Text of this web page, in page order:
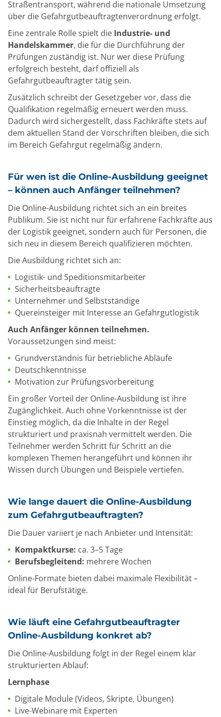
Straßentransport, während die nationale Umsetzung
über die Gefahrgutbeauftragtenverordnung erfolgt.
Eine zentrale Rolle spielt die Industrie- und
Handelskammer, die für die Durchführung der
Prüfungen zuständig ist. Nur wer diese Prüfung
erfolgreich besteht, darf offiziell als
Gefahrgutbeauftragter tätig sein.
Zusätzlich schreibt der Gesetzgeber vor, dass die
Qualifikation regelmäßig erneuert werden muss.
Dadurch wird sichergestellt, dass Fachkräfte stets auf
dem aktuellen Stand der Vorschriften bleiben, die sich
im Bereich Gefahrgut regelmäßig ändern.
Für wen ist die Online-Ausbildung geeignet
– können auch Anfänger teilnehmen?
Die Online-Ausbildung richtet sich an ein breites
Publikum. Sie ist nicht nur für erfahrene Fachkräfte aus
der Logistik geeignet, sondern auch für Personen, die
sich neu in diesem Bereich qualifizieren möchten.
Die Ausbildung richtet sich an:
Logistik- und Speditionsmitarbeiter
Sicherheitsbeauftragte
Unternehmer und Selbstständige
Quereinsteiger mit Interesse an Gefahrgutlogistik
Auch Anfänger können teilnehmen.
Voraussetzungen sind meist:
Grundverständnis für betriebliche Abläufe
Deutschkenntnisse
Motivation zur Prüfungsvorbereitung
Ein großer Vorteil der Online-Ausbildung ist ihre
Zugänglichkeit. Auch ohne Vorkenntnisse ist der
Einstieg möglich, da die Inhalte in der Regel
strukturiert und praxisnah vermittelt werden. Die
Teilnehmer werden Schritt für Schritt an die
komplexen Themen herangeführt und können ihr
Wissen durch Übungen und Beispiele vertiefen.
Wie lange dauert die Online-Ausbildung
zum Gefahrgutbeauftragten?
Die Dauer variiert je nach Anbieter und Intensität:
Kompaktkurse: ca. 3–5 Tage
Berufsbegleitend: mehrere Wochen
Online-Formate bieten dabei maximale Flexibilität –
ideal für Berufstätige.
Wie läuft eine Gefahrgutbeauftragter
Online-Ausbildung konkret ab?
Die Online-Ausbildung folgt in der Regel einem klar
strukturierten Ablauf:
Lernphase
Digitale Module (Videos, Skripte, Übungen)
Live-Webinare mit Experten